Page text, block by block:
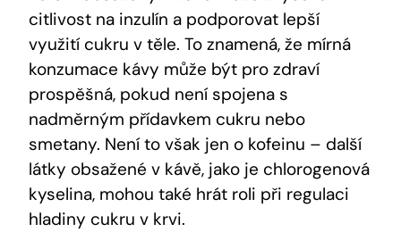
citlivost na inzulín a podporovat lepší
využití cukru v těle. To znamená, že mírná
konzumace kávy může být pro zdraví
prospěšná, pokud není spojena s
nadměrným přídavkem cukru nebo
smetany. Není to však jen o kofeinu – další
látky obsažené v kávě, jako je chlorogenová
kyselina, mohou také hrát roli při regulaci
hladiny cukru v krvi.